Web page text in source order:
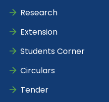
Research
Extension
Students Corner
Circulars
Tender